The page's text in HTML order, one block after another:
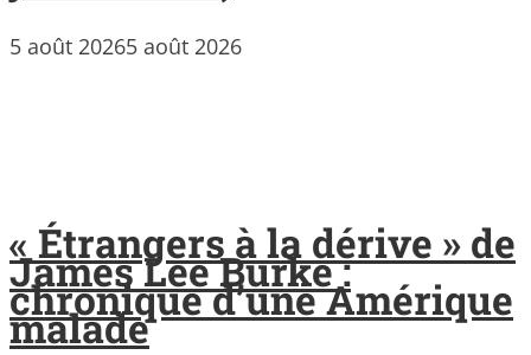
5 août 20265 août 2026
« Étrangers à la dérive » de
James Lee Burke :
chronique d’une Amérique
malade